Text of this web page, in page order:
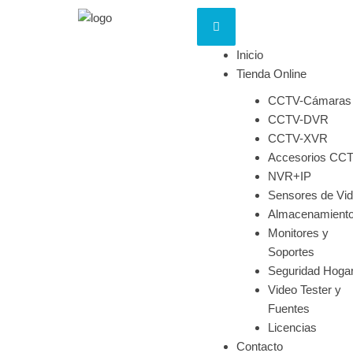
Inicio
Tienda Online
CCTV-Cámaras
CCTV-DVR
CCTV-XVR
Accesorios
NVR+IP
Sensores de
Monitores y
Soportes
Seguridad
Video Tester y
Fuentes
Licencias
Contacto